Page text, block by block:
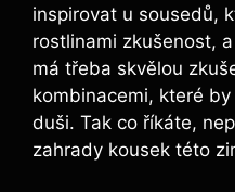
inspirovat u sousedů,
rostlinami zkušenost,
má třeba skvělou
kombinacemi, které
duši. Tak co říkáte,
zahrady kousek této